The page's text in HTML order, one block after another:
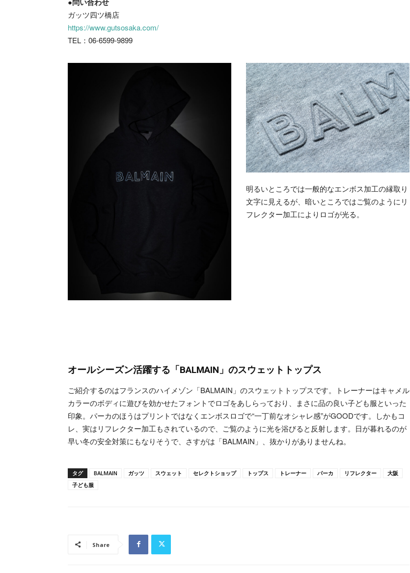
●問い合わせ
ガッツ四ツ橋店
https://www.gutsosaka.com/
TEL：06-6599-9899
明るいところでは一般的なエンボス加工の縁取り
文字に見えるが、暗いところではご覧のようにリ
フレクター加工によりロゴが光る。
オールシーズン活躍する「BALMAIN」のスウェットトップス
ご紹介するのはフランスのハイメゾン「BALMAIN」のスウェットトップスです。トレーナーはキャメル
カラーのボディに遊びを効かせたフォントでロゴをあしらっており、まさに品の良い子ども服といった
印象。パーカのほうはプリントではなくエンボスロゴで“一丁前なオシャレ感”がGOODです。しかもコ
レ、実はリフレクター加工もされているので、ご覧のように光を浴びると反射します。日が暮れるのが
早い冬の安全対策にもなりそうで、さすがは「BALMAIN」、抜かりがありませんね。
タグ BALMAIN ガッツ スウェット セレクトショップ トップス トレーナー パーカ リフレクター
大阪
子ども服
Share